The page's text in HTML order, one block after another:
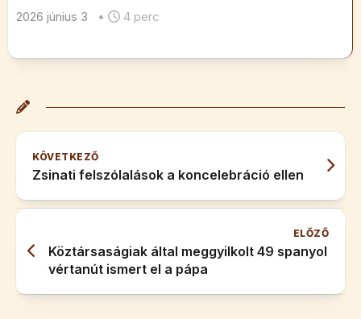
2026 június 3
• 4 perc
KÖVETKEZŐ
Zsinati felszólalások a koncelebráció ellen
ELŐZŐ
Köztársaságiak által meggyilkolt 49 spanyol
vértanút ismert el a pápa